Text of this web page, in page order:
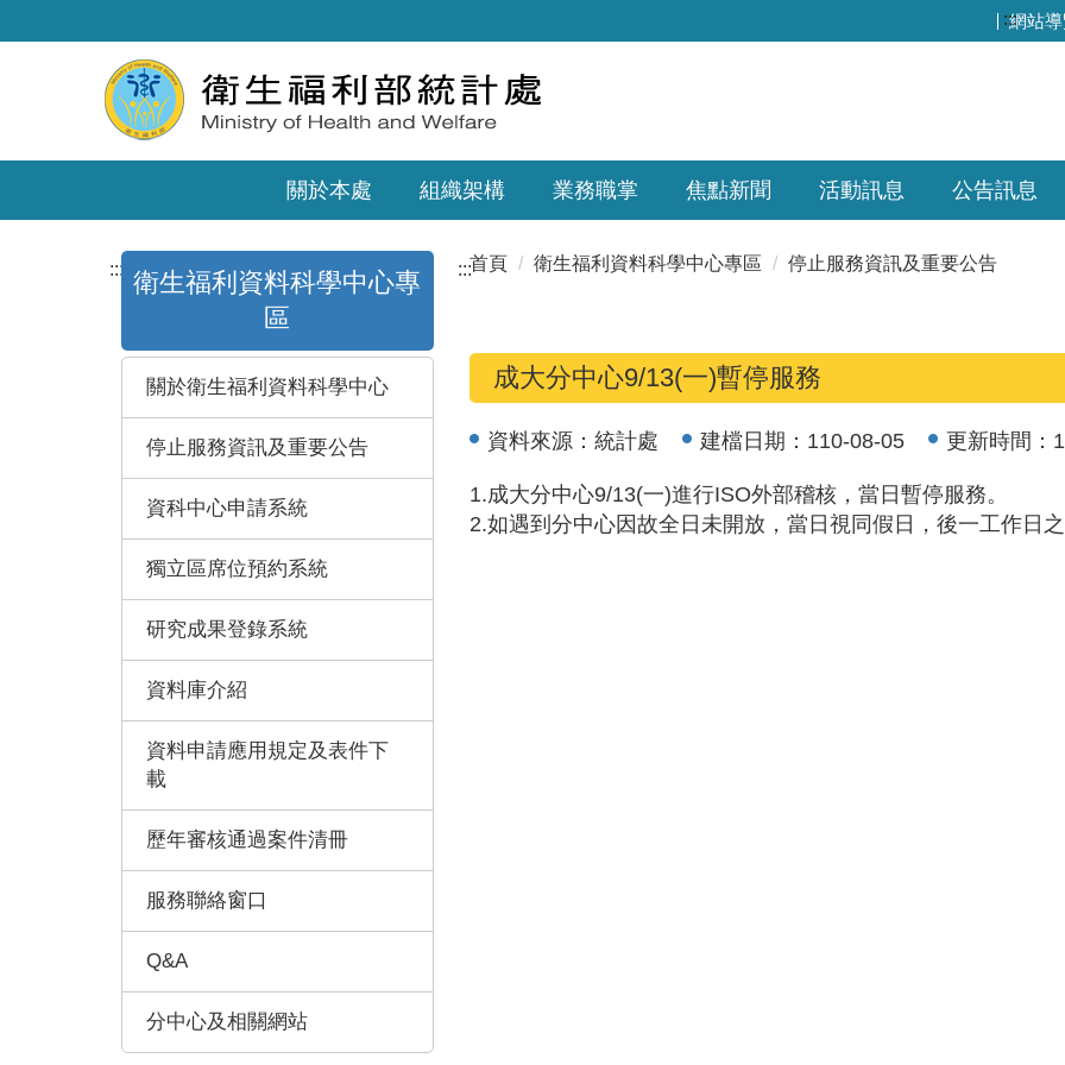
:::網站
關於本處 組織架構 業務職掌 焦點新聞 活動訊息 公告訊息
:::
衛生福利資料科學中心專
區
關於衛生福利資料科學中心
停止服務資訊及重要公告
資科中心申請系統
獨立區席位預約系統
研究成果登錄系統
資料庫介紹
資料申請應用規定及表件下
載
歷年審核通過案件清冊
服務聯絡窗口
Q&A
分中心及相關網站
:::首頁 衛生福利資料科學中心專區 停止服務資訊及重要公告
成大分中心9/13(一)暫停服務
資料來源： 統計處 建檔日期： 110-08-05 更新時間：
1.成大分中心9/13(一)進行ISO外部稽核，當日暫停服務。
2.如遇到分中心因故全日未開放，當日視同假日，後一工作日